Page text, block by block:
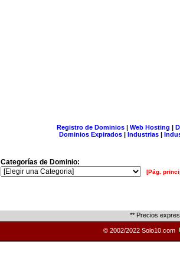
Registro de Dominios| Web Hosting |
Dominios Expirados | Industrias |
Categorías de Dominio:
[Pág.
** Precios
© 2002/2022 Solo10.com